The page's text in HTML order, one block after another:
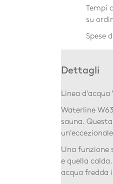
Tempi
su
Spese
Dettagli
Linea d'acqua
Waterline
sauna.
Una funzione
e quella
acqua fredda